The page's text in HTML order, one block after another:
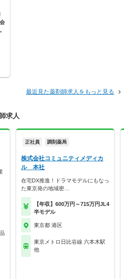
最近見た薬剤師求人をもっと見る
求人
正社員 調剤薬局
株式会社コミュニティメディカ
ル 本社
在宅DX推進！ドラマモデルにもなっ
た東京発の地域密…
【年収】600万円～715万円JL4
半モデル
東京都 港区
東京メトロ日比谷線 六本木駅
他